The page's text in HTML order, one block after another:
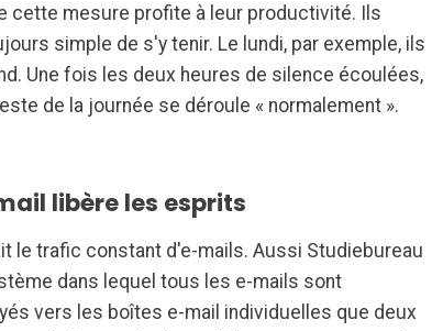
cette mesure profite à leur productivité. Ils
simple de s'y tenir. Le lundi, par exemple, ils
Une fois les deux heures de silence écoulées,
de la journée se déroule « normalement ».
libère les esprits
le trafic constant d'e-mails. Aussi Studiebureau
dans lequel tous les e-mails sont
vers les boîtes e-mail individuelles que deux